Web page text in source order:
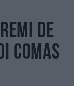
de
Comas